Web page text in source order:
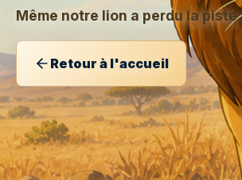
Même notre lion a perdu la piste.
Retour à l'accueil